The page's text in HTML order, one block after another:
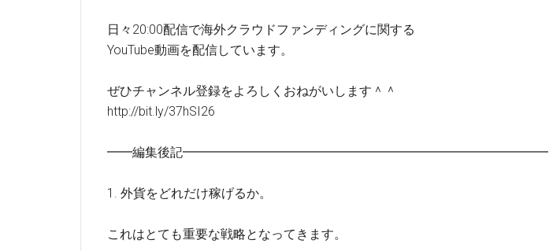
日々20:00配信で海外クラウドファンディングに関する
YouTube動画を配信しています。
ぜひチャンネル登録をよろしくおねがいします＾＾
http://bit.ly/37hSI26
━━編集後記━━━━━━━━━━━━━━━━━━━━━━━━━━━━━
1. 外貨をどれだけ稼げるか。
これはとても重要な戦略となってきます。